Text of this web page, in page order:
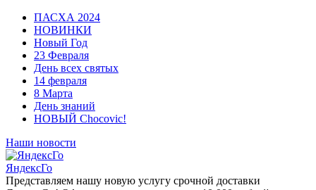
ПАСХА 2024
НОВИНКИ
Новый Год
23 Февраля
День всех святых
14 февраля
8 Марта
День знаний
НОВЫЙ Chocovic!
Наши новости
ЯндексГо
Представляем нашу новую услугу срочной доставки